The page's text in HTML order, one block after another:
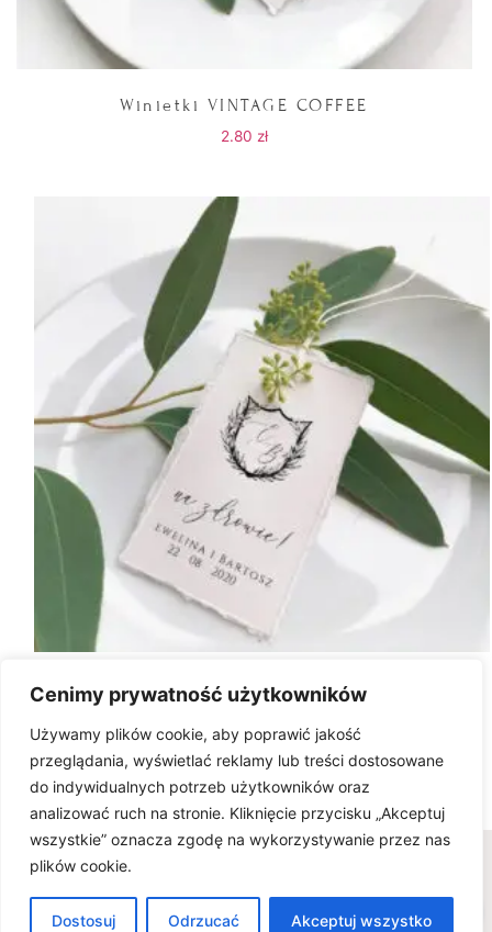
Cenimy prywatność użytkowników
Używamy plików cookie, aby poprawić jakość
przeglądania, wyświetlać reklamy lub treści dostosowane
do indywidualnych potrzeb użytkowników oraz
analizować ruch na stronie. Kliknięcie przycisku „Akceptuj
wszystkie” oznacza zgodę na wykorzystywanie przez nas
plików cookie.
Dostosuj Odrzucać Akceptuj wszystko
Winietki VINTAGE COFFEE
2.80 zł
Zawieszki VINTAGE COFFEE
Wszelkie prawa zastrzeżone © www.karteria.pl
FAQ - wiedza na temat zaproszeń ślubnych